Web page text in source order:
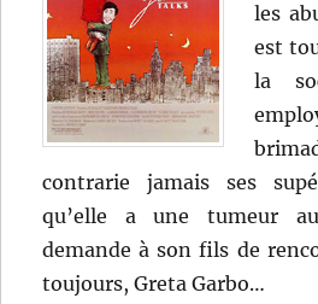
les
est
la
contrarie jamais ses
qu’elle a une tumeur
demande à son fils de
toujours, Greta Garbo…